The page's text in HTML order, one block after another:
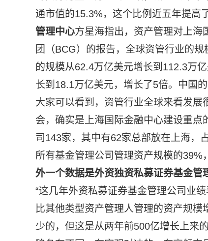
通市值的15.3%，这个比例近五年提高
管理中心方星海指出，资产管理对上海
团（BCG）的报告，全球资管行业的
的规模从62.4万亿美元增长到112.3万
长到18.1万亿美元，增长了5倍。中国
大家可以看到，资管行业全球来看发
会，确实是上海国际金融中心建设重
司143家，其中有62家总部放在上海，
所有基金管理公司管理资产规模的39%
外一个数据是外资独资私募证券基金管
“这几年外资私募证券基金管理公司业
比其他类型资产管理人管理的资产规
少的，但这是从两年前500亿增长上来